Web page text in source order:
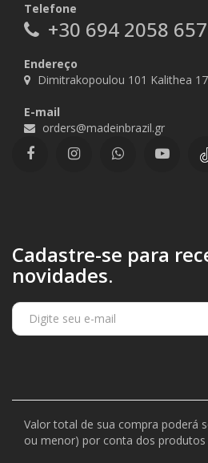
Telefone
+30 694 2058 657
Endereço
Dimitrakopoulou 101 Kalithea
E-mail
orders@madeinbrazil.gr
Cadastre-se para
novidades.
Valor total de sua compra poderá
ou menor) por conta dos produtos